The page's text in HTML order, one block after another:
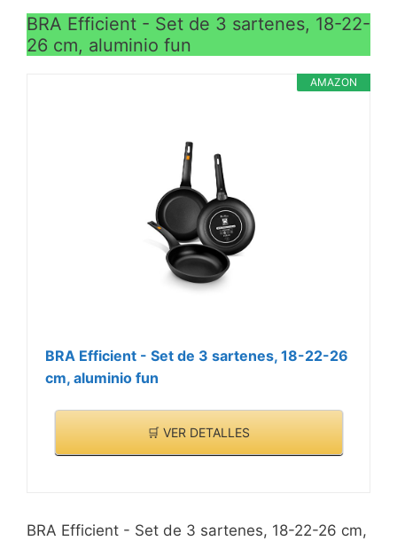
BRA Efficient - Set de 3 sartenes, 18-22-
26 cm, aluminio fun
AMAZON
BRA Efficient - Set de 3 sartenes, 18-22-26
cm, aluminio fun
🛒 VER DETALLES
BRA Efficient - Set de 3 sartenes, 18-22-26 cm,